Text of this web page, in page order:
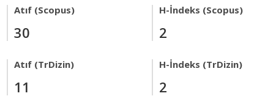
Atıf (Scopus)
30
H-İndeks (Scopus)
2
Atıf (TrDizin)
11
H-İndeks (TrDizin)
2